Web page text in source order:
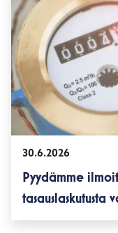
30.6.2026
Pyydämme